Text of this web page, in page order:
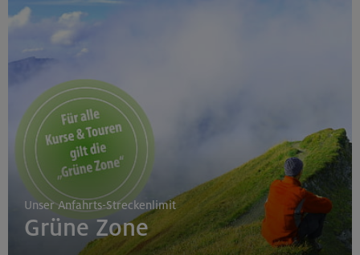
Unser Anfahrts-Streckenlimit
Grüne Zone